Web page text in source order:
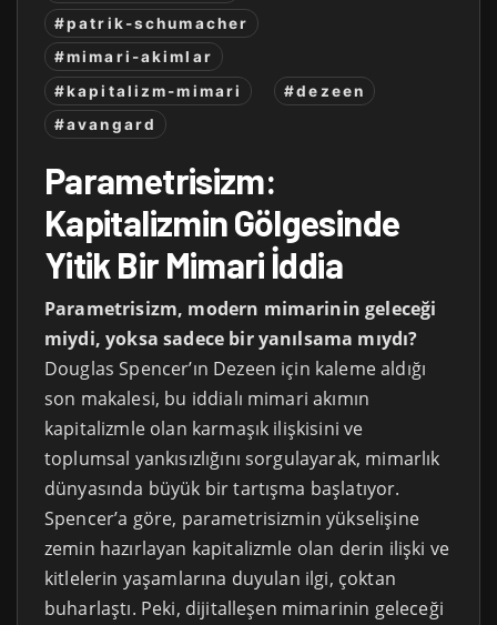
#patrik-schumacher
#mimari-akimlar
#kapitalizm-mimari
#dezeen
#avangard
Parametrisizm:
Kapitalizmin Gölgesinde
Yitik Bir Mimari İddia
Parametrisizm, modern mimarinin geleceği
miydi, yoksa sadece bir yanılsama mıydı?
Douglas Spencer’ın Dezeen için kaleme aldığı
son makalesi, bu iddialı mimari akımın
kapitalizmle olan karmaşık ilişkisini ve
toplumsal yankısızlığını sorgulayarak, mimarlık
dünyasında büyük bir tartışma başlatıyor.
Spencer’a göre, parametrisizmin yükselişine
zemin hazırlayan kapitalizmle olan derin ilişki ve
kitlelerin yaşamlarına duyulan ilgi, çoktan
buharlaştı. Peki, dijitalleşen mimarinin geleceği